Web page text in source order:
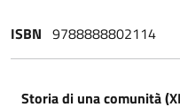
ISBN 9788888802114
Storia di una comunità